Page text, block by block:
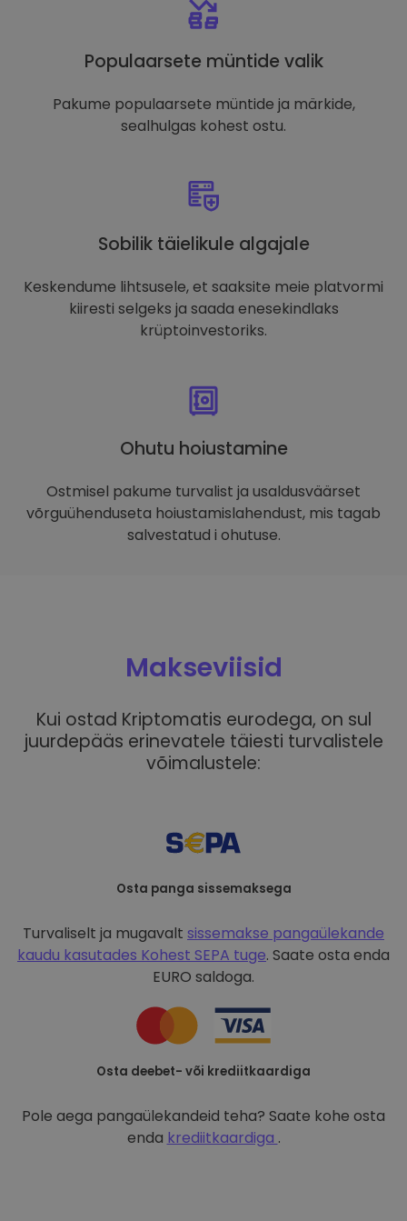
Populaarsete müntide valik
Pakume populaarsete müntide ja märkide,
sealhulgas kohest ostu.
Sobilik täielikule algajale
Keskendume lihtsusele, et saaksite meie platvormi
kiiresti selgeks ja saada enesekindlaks
krüptoinvestoriks.
Ohutu hoiustamine
Ostmisel pakume turvalist ja usaldusväärset
võrguühenduseta hoiustamislahendust, mis tagab
salvestatud i ohutuse.
Makseviisid
Kui ostad Kriptomatis eurodega, on sul
juurdepääs erinevatele täiesti turvalistele
võimalustele:
Osta panga sissemaksega
Turvaliselt ja mugavalt sissemakse pangaülekande
kaudu kasutades Kohest SEPA tuge. Saate osta enda
EURO saldoga.
Osta deebet- või krediitkaardiga
Pole aega pangaülekandeid teha? Saate kohe osta
enda krediitkaardiga .